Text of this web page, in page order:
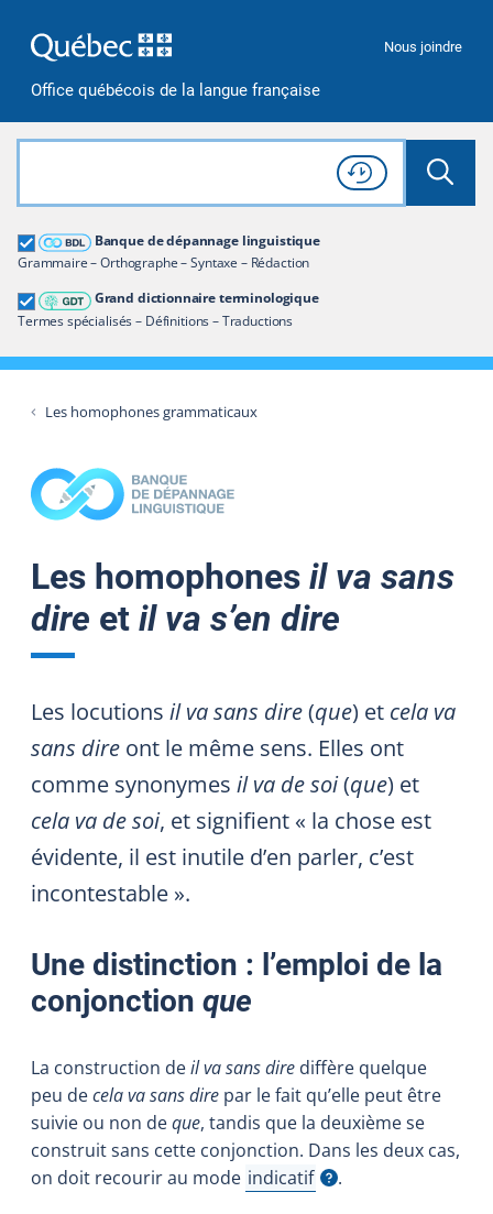
Office québécois de la langue française
Nous joindre
Rechercher dans tout le site
Lancer
Consulter l'
Historique
de recherche
Banque de dépannage linguistique
Grammaire – Orthographe – Syntaxe – Rédaction
Grand dictionnaire terminologique
Termes spécialisés – Définitions – Traductions
Grand dictionnaire terminologique
Restreindre aux termes
Les homophones grammaticaux
Les homophones il va sans
dire et il va s’en dire
Les locutions il va sans dire(que) et cela va
sans dire ont le même sens. Elles ont
comme synonymes il va de soi(que) et
cela va de soi, et signifient « la chose est
évidente, il est inutile d’en parler, c’est
incontestable ».
Une distinction : l’emploi de la
conjonction que
La construction deil va sans dire diffère quelque
peu decela va sans dire par le fait qu’elle peut être
suivie ou non deque, tandis que la deuxième se
construit sans cette conjonction. Dans les deux cas,
on doit recourir au mode indicatif
Afficher l'infobulle
.